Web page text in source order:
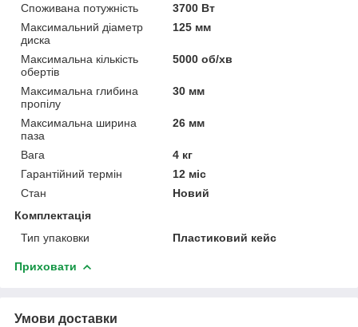
Споживана потужність
3700 Вт
Максимальний діаметр
диска
125 мм
Максимальна кількість
обертів
5000 об/хв
Максимальна глибина
пропілу
30 мм
Максимальна ширина
паза
26 мм
Вага
4 кг
Гарантійний термін
12 міс
Стан
Новий
Комплектація
Тип упаковки
Пластиковий кейс
Приховати
Умови доставки